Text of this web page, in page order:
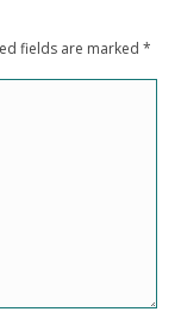
fields are marked *